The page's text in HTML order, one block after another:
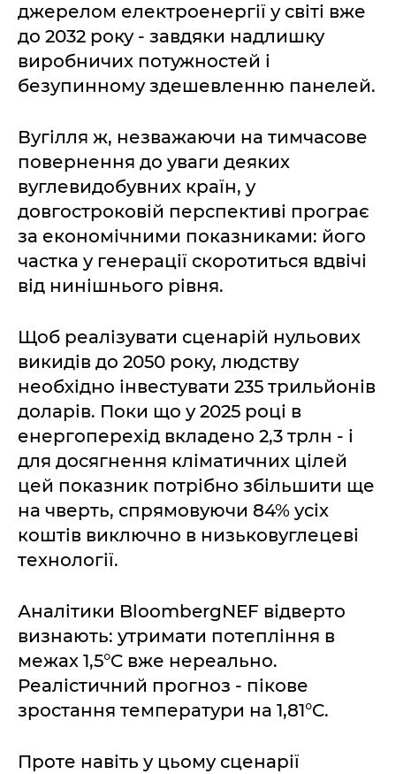
джерелом електроенергії у світі вже
до 2032 року - завдяки надлишку
виробничих потужностей і
безупинному здешевленню панелей.
Вугілля ж, незважаючи на тимчасове
повернення до уваги деяких
вуглевидобувних країн, у
довгостроковій перспективі програє
за економічними показниками: його
частка у генерації скоротиться вдвічі
від нинішнього рівня.
Щоб реалізувати сценарій нульових
викидів до 2050 року, людству
необхідно інвестувати 235 трильйонів
доларів. Поки що у 2025 році в
енергоперехід вкладено 2,3 трлн - і
для досягнення кліматичних цілей
цей показник потрібно збільшити ще
на чверть, спрямовуючи 84% усіх
коштів виключно в низьковуглецеві
технології.
Аналітики BloombergNEF відверто
визнають: утримати потепління в
межах 1,5°C вже нереально.
Реалістичний прогноз - пікове
зростання температури на 1,81°C.
Проте навіть у цьому сценарії